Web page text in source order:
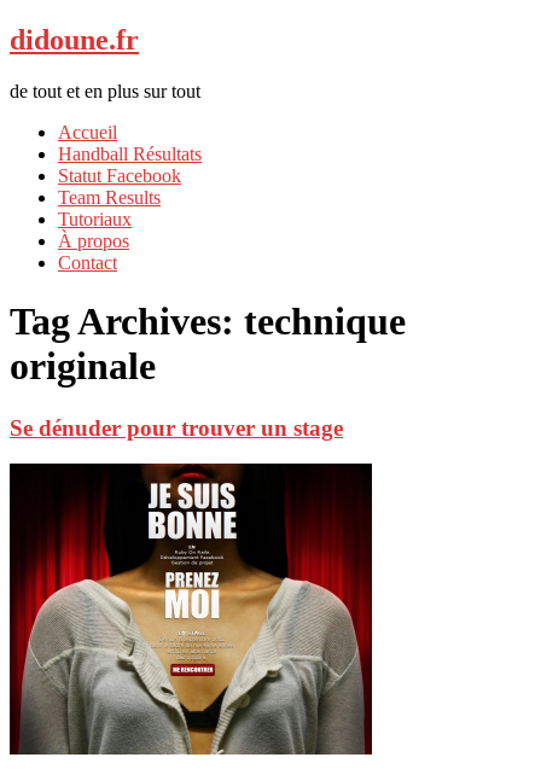
didoune.fr
de tout et en plus sur tout
Accueil
Handball Résultats
Statut Facebook
Team Results
Tutoriaux
À propos
Contact
Tag Archives: technique
originale
Se dénuder pour trouver un stage